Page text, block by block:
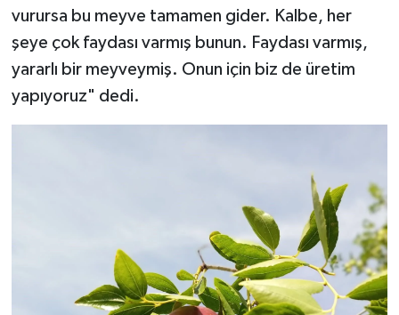
vurursa bu meyve tamamen gider. Kalbe, her
şeye çok faydası varmış bunun. Faydası varmış,
yararlı bir meyveymiş. Onun için biz de üretim
yapıyoruz" dedi.